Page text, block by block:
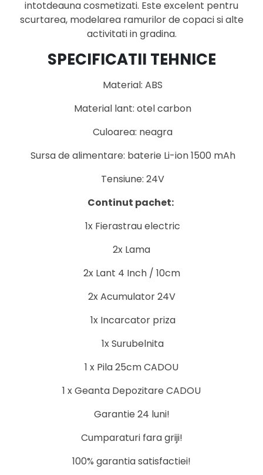
intotdeauna cosmetizati. Este excelent pentru
scurtarea, modelarea ramurilor de copaci si alte
activitati in gradina.
SPECIFICATII TEHNICE
Material: ABS
Material lant: otel carbon
Culoarea: neagra
Sursa de alimentare: baterie Li-ion 1500 mAh
Tensiune: 24V
Continut pachet:
1x Fierastrau electric
2x Lama
2x Lant 4 Inch / 10cm
2x Acumulator 24V
1x Incarcator priza
1x Surubelnita
1 x Pila 25cm CADOU
1 x Geanta Depozitare CADOU
Garantie 24 luni!
Cumparaturi fara griji!
100% garantia satisfactiei!